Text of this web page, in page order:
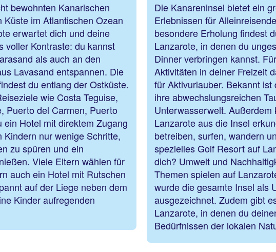
bewohnten Kanarischen
im Atlantischen Ozean
erwartet dich und deine
voller Kontraste: du kannst
als auch an den
Lavasand entspannen. Die
du entlang der Ostküste.
wie Costa Teguise,
Puerto del Carmen, Puerto
Hotel mit direktem Zugang
nur wenige Schritte,
zu spüren und ein
Viele Eltern wählen für
auch ein Hotel mit Rutschen
auf der Liege neben dem
Kinder aufregenden
Die Kanareninsel bietet ein
Erlebnissen für
besondere Erholung findest
Lanzarote, in denen du
Dinner verbringen kannst.
Aktivitäten in deiner Freizeit
für Aktivurlauber. Bekannt
ihre abwechslungsreichen
Unterwasserwelt.
Lanzarote aus die Insel
betreiben, surfen, wandern
spezielles Golf Resort auf
dich? Umwelt und
Themen spielen auf
wurde die gesamte Insel als
ausgezeichnet. Zudem gibt
Lanzarote, in denen du
Bedürfnissen der lokalen